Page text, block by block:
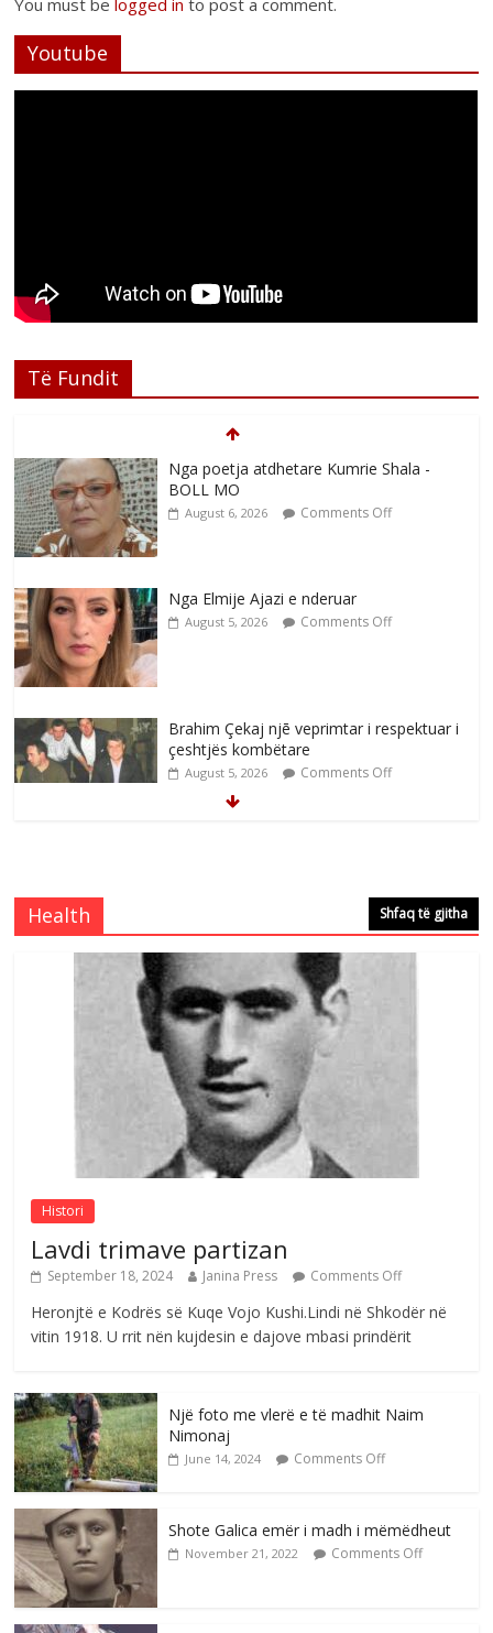
Youtube
Të Fundit
Nga poetja atdhetare Kumrie Shala -
BOLL MO
August 6, 2026 Comments Off
Nga Elmije Ajazi e nderuar
August 5, 2026 Comments Off
Brahim Çekaj njē veprimtar i respektuar i
çeshtjës kombëtare
August 5, 2026 Comments Off
e invalidëve në Fushë Kosovë
Comments Off
Çlirimtari Agron Gërvalla me takime pune
në atdhe të shoqerisë Levizja
August 3, 2026 Comments Off
Postim me vlera nga artistja e mirëfilltë
Mimoza Gjoni
August 6, 2026 Comments Off
Health Shfaq të gjitha
Histori
Lavdi trimave partizan
September 18, 2024 Janina Press Comments Off
Heronjtë e Kodrës së Kuqe Vojo Kushi.Lindi në Shkodër në
vitin 1918. U rrit nën kujdesin e dajove mbasi prindërit
Një foto me vlerë e të madhit Naim
Nimonaj
June 14, 2024 Comments Off
Shote Galica emër i madh i mëmëdheut
November 21, 2022 Comments Off